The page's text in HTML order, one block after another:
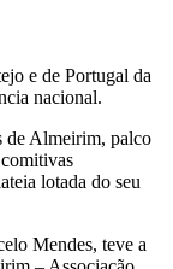
e de Portugal da
nacional.
de Almeirim, palco
lotada do seu
Mendes, teve a